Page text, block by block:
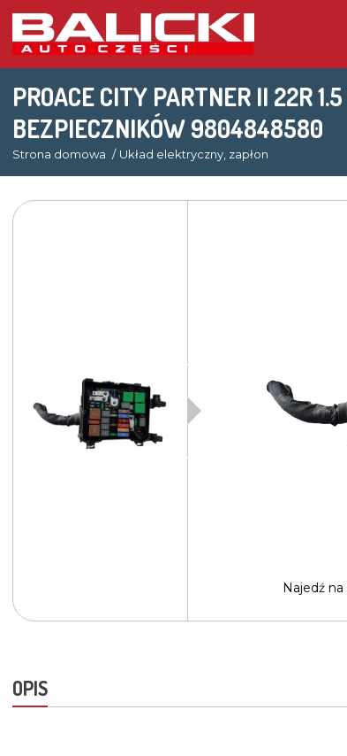
PROACE CITY PARTNER II 22R
BEZPIECZNIKÓW 9804848580
Strona domowa Układ elektryczny, zapłon
Najedź na
OPIS